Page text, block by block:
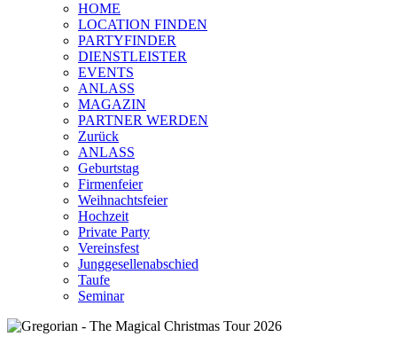
HOME
LOCATION FINDEN
PARTYFINDER
DIENSTLEISTER
EVENTS
ANLASS
MAGAZIN
PARTNER WERDEN
Zurück
ANLASS
Geburtstag
Firmenfeier
Weihnachtsfeier
Hochzeit
Private Party
Vereinsfest
Junggesellenabschied
Taufe
Seminar